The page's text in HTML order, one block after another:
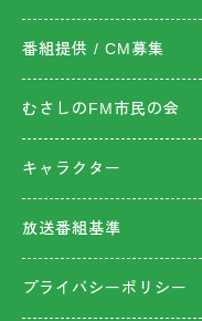
番組提供 / CM募集
むさしのFM市民の会
キャラクター
放送番組基準
プライバシーポリシー